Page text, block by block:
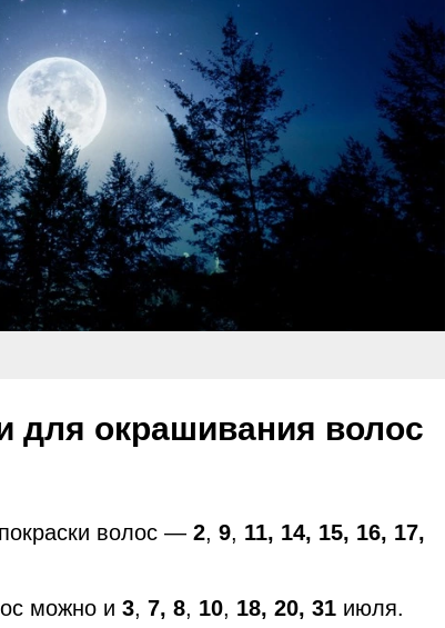
для окрашивания волос
волос — 2, 9, 11, 14, 15, 16, 17,
можно и 3, 7, 8, 10, 18, 20, 31 июля.